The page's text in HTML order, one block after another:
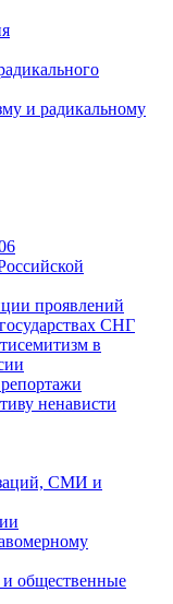
и радикальному
проявлений
СНГ
в
ненависти
СМИ и
общественные